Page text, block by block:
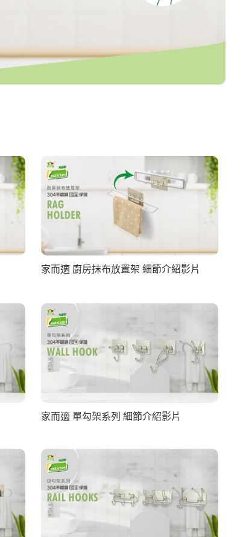
家而適 廚房抹布放置架 細節介紹影片
家而適 單勾架系列 細節介紹影片